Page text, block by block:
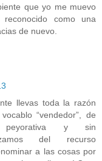
que yo me muevo
como una
de nuevo.
llevas toda la razón
“vendedor”, de
peyorativa y sin
del recurso
a las cosas por